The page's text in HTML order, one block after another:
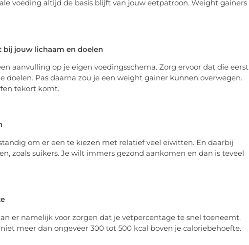
voeding altijd de basis blijft van jouw eetpatroon. Weight gainers
bij jouw lichaam en doelen
aanvulling op je eigen voedingsschema. Zorg ervoor dat die eerst
doelen. Pas daarna zou je een weight gainer kunnen overwegen.
tekort komt.
om er een te kiezen met relatief veel eiwitten. En daarbij
zoals suikers. Je wilt immers gezond aankomen en dan is teveel
er namelijk voor zorgen dat je vetpercentage te snel toeneemt.
meer dan ongeveer 300 tot 500 kcal boven je caloriebehoefte.